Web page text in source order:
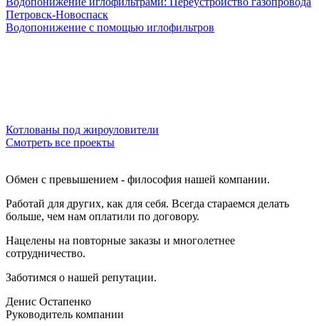
Петровск-Новоспаск
Водопонижение с помощью иглофильтров
Котлованы под жироуловители
Смотреть все проекты
Обмен с превышением - философия нашей компании.
Работай для других, как для себя. Всегда стараемся делать
больше, чем нам оплатили по договору.
Нацелены на повторные заказы и многолетнее
сотрудничество.
Заботимся о нашей репутации.
Денис Остапенко
Руководитель компании